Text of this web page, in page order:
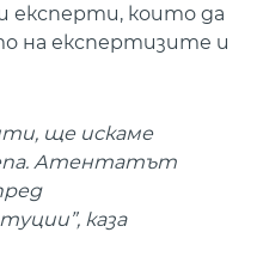
експерти, които да
на експертизите и
ще искаме
Атентатът
каза